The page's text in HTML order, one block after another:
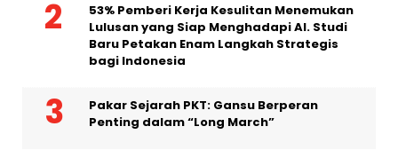
53% Pemberi Kerja Kesulitan Menemukan
Lulusan yang Siap Menghadapi AI. Studi
Baru Petakan Enam Langkah Strategis
bagi Indonesia
Pakar Sejarah PKT: Gansu Berperan
Penting dalam “Long March”